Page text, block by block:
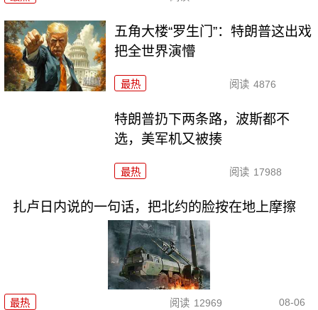
五角大楼“罗生门”：特朗普这出戏
把全世界演懵
最热 阅读 4876
特朗普扔下两条路，波斯都不
选，美军机又被揍
最热 阅读 17988
扎卢日内说的一句话，把北约的脸按在地上摩擦
最热 阅读 12969 08-06